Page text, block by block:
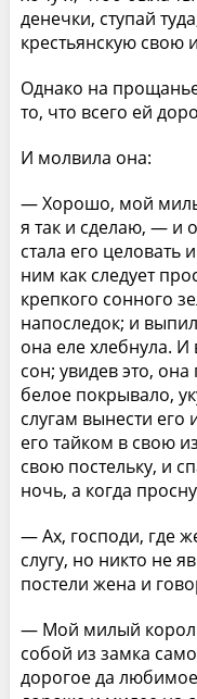
денечки, ступай
крестьянскую свою
Однако на
то, что всего ей
И молвила она:
— Хорошо, мой
я так и сделаю, — и
стала его целовать
ним как следует
крепкого сонного
напоследок; и
она еле хлебнула. И
сон; увидев это, она
белое покрывало,
слугам вынести его
его тайком в свою
свою постельку, и
ночь, а когда
— Ах, господи, где
слугу, но никто не
постели жена и
— Мой милый
собой из замка
дорогое да